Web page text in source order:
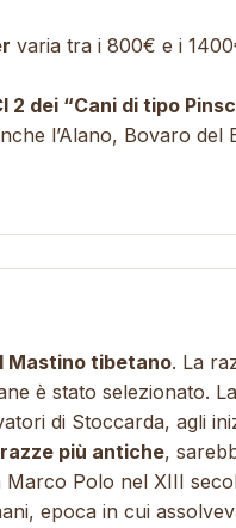
varia tra i 800€ e i
2 dei “Cani di tipo
l’Alano, Bovaro del
Mastino tibetano. La
è stato selezionato.
di Stoccarda, agli
razze più antiche,
Marco Polo nel XIII
epoca in cui